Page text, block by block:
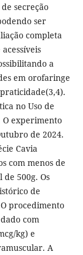
secreção
ser
completa
a
em orofaringe
no Uso de
O experimento
de 2024.
Cavia
com menos de
500g. Os
de
procedimento
com
kg) e
A